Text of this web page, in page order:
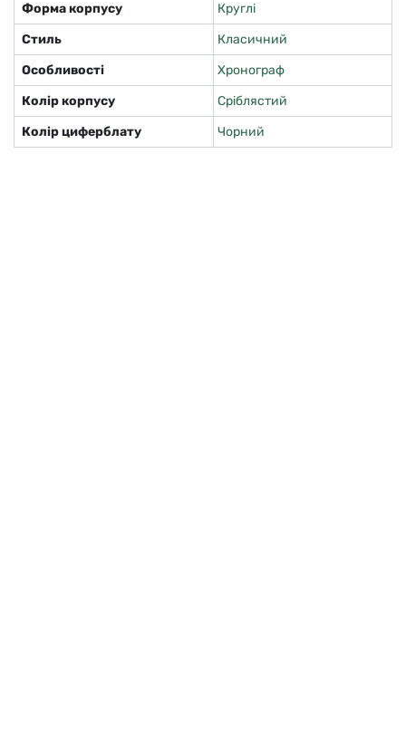
Форма корпусу
Круглі
Стиль
Класичний
Особливості
Хронограф
Колір корпусу
Сріблястий
Колір циферблату
Чорний